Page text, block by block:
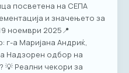
посветена на СЕПА
и значењето за
ноември 2025📍
г-а Маријана Андриќ,
Надзорен одбор на
Реални чекори за